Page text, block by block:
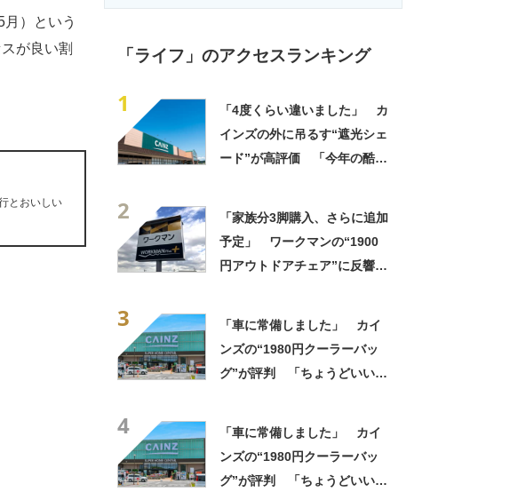
）という
が良い割
とおいしい
「ライフ」のアクセスランキング
1
「4度くらい違いました」 カ
インズの外に吊るす“遮光シェ
ード”が高評価 「今年の酷暑
2
「家族分3脚購入、さらに追加
予定」 ワークマンの“1900
円アウトドアチェア”に反響
3
「車に常備しました」 カイ
ンズの“1980円クーラーバッ
グ”が評判 「ちょうどいい大
4
「車に常備しました」 カイ
ンズの“1980円クーラーバッ
グ”が評判 「ちょうどいい大